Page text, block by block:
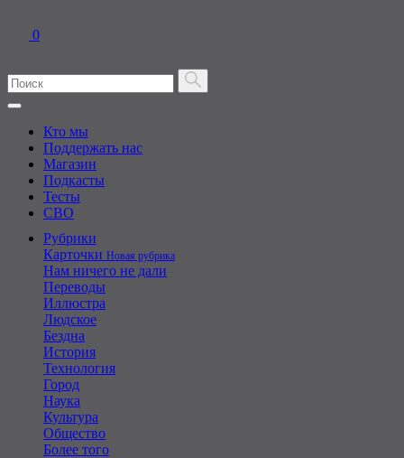
0
Кто мы
Поддержать нас
Магазин
Подкасты
Тесты
СВО
Рубрики
Карточки Новая рубрика
Нам ничего не дали
Переводы
Иллюстра
Людское
Бездна
История
Технология
Город
Наука
Культура
Общество
Более того